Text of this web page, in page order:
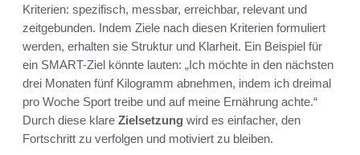
Kriterien: spezifisch, messbar, erreichbar, relevant und
zeitgebunden. Indem Ziele nach diesen Kriterien formuliert
werden, erhalten sie Struktur und Klarheit. Ein Beispiel für
ein SMART-Ziel könnte lauten: „Ich möchte in den nächsten
drei Monaten fünf Kilogramm abnehmen, indem ich dreimal
pro Woche Sport treibe und auf meine Ernährung achte.“
Durch diese klare Zielsetzung wird es einfacher, den
Fortschritt zu verfolgen und motiviert zu bleiben.